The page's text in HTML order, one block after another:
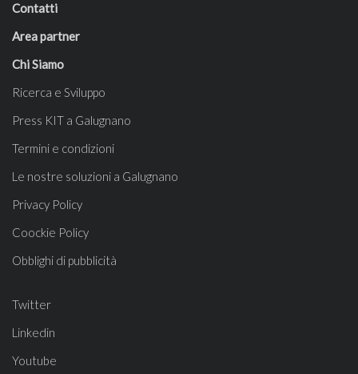
Contatti
Area partner
Chi Siamo
Ricerca e Sviluppo
Press KIT a Galugnano
Termini e condizioni
Le nostre soluzioni a Galugnano
Privacy Policy
Coockie Policy
Obblighi di pubblicità
Twitter
Linkedin
Youtube